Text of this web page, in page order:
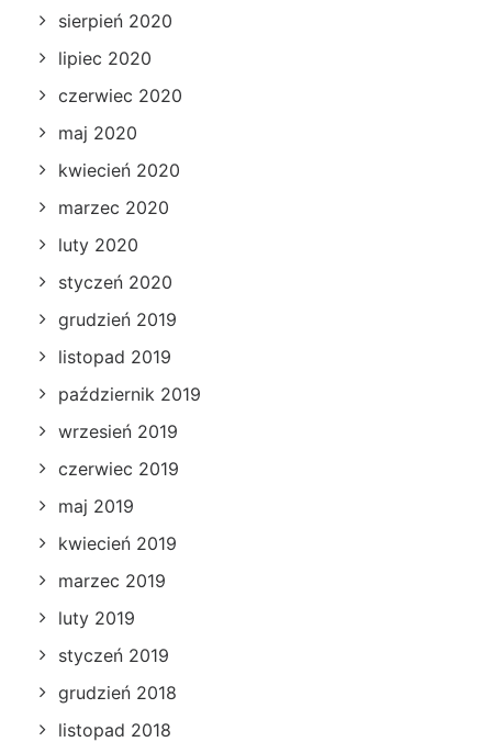
sierpień 2020
lipiec 2020
czerwiec 2020
maj 2020
kwiecień 2020
marzec 2020
luty 2020
styczeń 2020
grudzień 2019
listopad 2019
październik 2019
wrzesień 2019
czerwiec 2019
maj 2019
kwiecień 2019
marzec 2019
luty 2019
styczeń 2019
grudzień 2018
listopad 2018